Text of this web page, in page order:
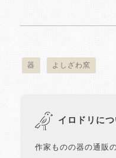
器 よしざわ窯
イロドリにつ
作家ものの器の通販